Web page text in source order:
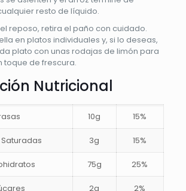
resto de líquido.
reposo, retira el paño con cuidado.
en platos individuales y, si lo deseas,
plato con unas rodajas de limón para
toque de frescura.
Nutricional
10g 15%
3g 15%
75g 25%
2g 2%